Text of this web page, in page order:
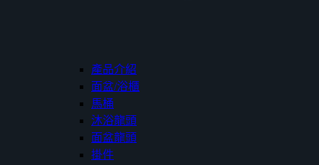
產品介紹
面盆/浴櫃
馬桶
沐浴龍頭
面盆龍頭
掛件